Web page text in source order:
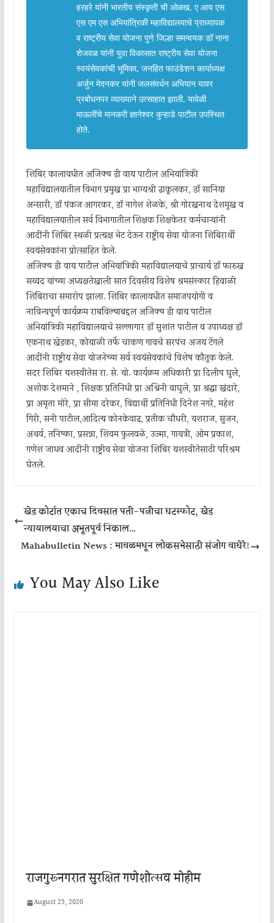
हरहरे यांनी भारतीय संस्कृती ची ओळख, ए आय एस
एस एम एस अभियांत्रिकी महाविद्यालयाचे प्राध्यापक
व राष्ट्रीय सेवा योजना पुणे जिल्हा समन्वयक डॉ नाना
शेजवळ यांनी युवा विकासात राष्ट्रीय सेवा योजना
स्वयंसेवकांची भूमिका, जनहित फाउंडेशन कार्याध्यक्ष
अर्जुन मेदनकर यांनी जलसंवर्धन अभियान यावर
प्रबोधनपर व्याख्याने उत्साहात झाली. यावेळी
माऊलींचे मानकरी ज्ञानेश्वर कुऱ्हाडे पाटील उपस्थित
होते.
शिबिर कालावधीत अजिंक्य डी वाय पाटील अभियांत्रिकी
महाविद्यालयातील विभाग प्रमुख प्रा भाग्यश्री ढाकूलकर, डॉ सानिया
अन्सारी, डॉ पंकज आगरकर, डॉ नागेश शेळके, श्री गोरखनाथ देशमुख व
महाविद्यालयातील सर्व विभागातील शिक्षक शिक्षकेतर कर्मचाऱ्यांनी
आदींनी शिबिर स्थळी प्रत्यक्ष भेट देऊन राष्ट्रीय सेवा योजना शिबिरार्थी
स्वयंसेवकांना प्रोत्साहित केले.
अजिंक्य डी वाय पाटील अभियांत्रिकी महाविद्यालयाचे प्राचार्य डॉ फारुख
सय्यद यांच्या अध्यक्षतेखाली सात दिवसीय विशेष श्रमसंस्कार हिवाळी
शिबिराचा समारोप झाला. शिबिर कालावधीत समाजपयोगी व
नाविन्यपूर्ण कार्यक्रम राबविल्याबद्दल अजिंक्य डी वाय पाटील
अभियांत्रिकी महाविद्यालयाचे सल्लागार डॉ सुशांत पाटील व उपाध्यक्ष डॉ
एकनाथ खेडकर, कोयाळी तर्फे चाकण गावचे सरपंच अजय टेंगले
आदींनी राष्ट्रीय सेवा योजनेच्या सर्व स्वयंसेवकांचे विशेष कौतुक केले.
सदर शिबिर यशस्वीतेस रा. से. यो. कार्यक्रम अधिकारी प्रा दिलीप घुले,
अशोक देशमाने , शिक्षक प्रतिनिधी प्रा अश्विनी वाघुले, प्रा श्रद्धा खंदारे,
प्रा अमृता मोरे, प्रा सीमा दरेकर, विद्यार्थी प्रतिनिधी दिनेश नगरे, महेश
गिरी, सनी पाटील,आदित्य कोनकेवाढ, प्रतीक चौधरी, यशराज, सुजन,
अथर्व, तनिष्का, प्रसन्ना, शिवम फुलवळे, उज्मा, गायत्री, ओम प्रकाश,
गणेश जाधव आदींनी राष्ट्रीय सेवा योजना शिबिर यशस्वीतेसाठी परिश्रम
घेतले.
खेड कोर्टात एकाच दिवसात पती-पत्नीचा घटस्फोट, खेड
न्यायालयाचा अभूतपूर्व निकाल…
Mahabulletin News : मावळमधून लोकसभेसाठी संजोग वाघेरे!
You May Also Like
राजगुरूनगरात सुरक्षित गणेशोत्सव मोहीम
August 25, 2020